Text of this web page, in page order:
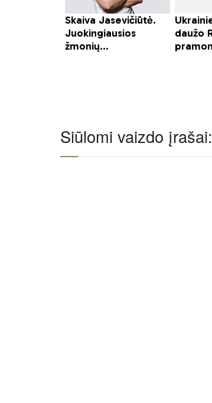
Siūlomi vaizdo įrašai: